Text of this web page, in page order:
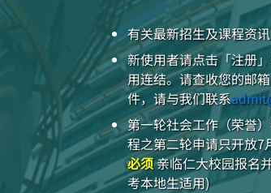
有关最新招生及课程资
新使用者请点击「注册
用连结。请查收您的邮
件，请与我们联系
第一轮社会工作（荣誉
程之第二轮申请只开放7
必须亲临仁大校园报名
考本地生适用)